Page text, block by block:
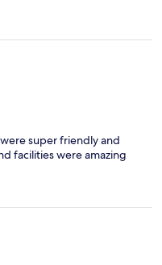
super friendly and
facilities were amazing